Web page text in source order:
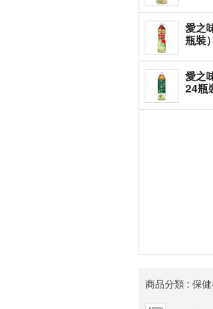
愛之
瓶裝）
愛之
24瓶
商品分類 : 保